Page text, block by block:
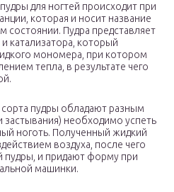
для ногтей происходит при
которая и носит название
Пудра представляет
катализатора, который
мономера, при котором
тепла, в результате чего
пудры обладают разным
необходимо успеть
ноготь. Полученный жидкий
воздуха, после чего
пудры, и придают форму при
машинки.